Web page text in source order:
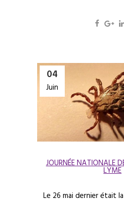
04
Juin
JOURNÉE NATIONALE
LYME
Le 26 mai dernier était